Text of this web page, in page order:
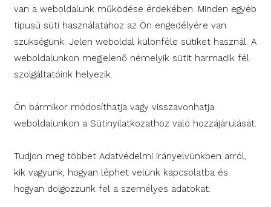
van a weboldalunk működése érdekében. Minden egyéb
típusú süti használatához az Ön engedélyére van
szükségünk. Jelen weboldal különféle sütiket használ. A
weboldalunkon megjelenő némelyik sütit harmadik fél
szolgáltatóink helyezik.
Ön bármikor módosíthatja vagy visszavonhatja
weboldalunkon a Sütinyilatkozathoz való hozzájárulását.
Tudjon meg többet Adatvédelmi irányelvünkben arról,
kik vagyunk, hogyan léphet velünk kapcsolatba és
hogyan dolgozzunk fel a személyes adatokat.